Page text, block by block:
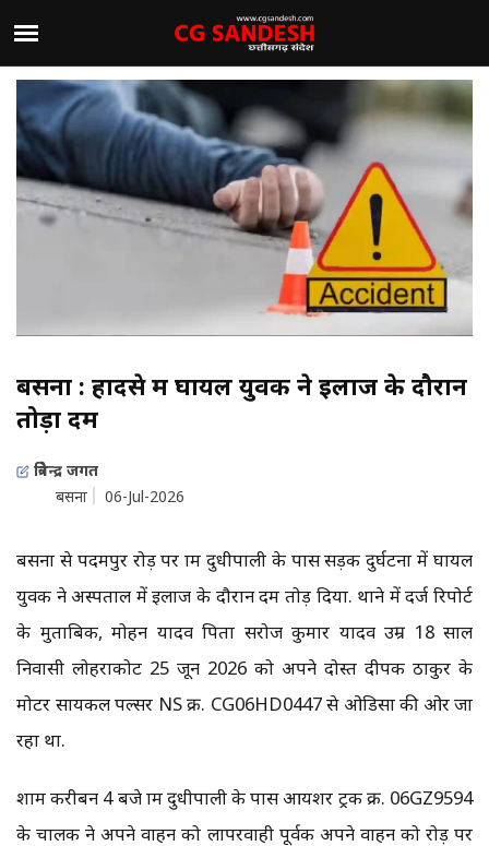
बसना : हादसे में घायल युवक ने इलाज के दौरान
तोड़ा दम
त्रिवेन्द्र जगत
बसना
06-Jul-2026
बसना से पदमपुर रोड़ पर ग्राम दुधीपाली के पास सड़क दुर्घटना में घायल
युवक ने अस्पताल में इलाज के दौरान दम तोड़ दिया. थाने में दर्ज रिपोर्ट
के मुताबिक, मोहन यादव पिता सरोज कुमार यादव उम्र 18 साल
निवासी लोहराकोट 25 जून 2026 को अपने दोस्त दीपक ठाकुर के
मोटर सायकल पल्सर NS क्र. CG06HD0447 से ओडिसा की ओर जा
रहा था.
शाम करीबन 4 बजे ग्राम दुधीपाली के पास आयशर ट्रक क्र. 06GZ9594
के चालक ने अपने वाहन को लापरवाही पूर्वक अपने वाहन को रोड़ पर